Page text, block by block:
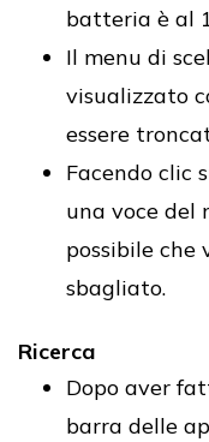
batteria è al
Il menu di
visualizzato
essere
Facendo clic
una voce del
possibile che
sbagliato.
Ricerca
Dopo aver
barra delle